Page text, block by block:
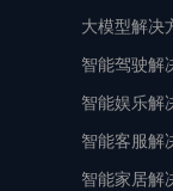
大模型解决
智能驾驶解
智能娱乐解
智能客服解
智能家居解